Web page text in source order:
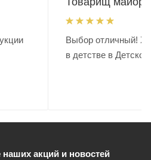
Выбор отличный!
в детстве в
наших акций и новостей